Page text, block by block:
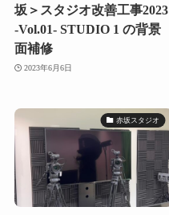
坂＞スタジオ改善工事2023
-Vol.01- STUDIO 1 の背景
面補修
2023年6月6日
赤坂スタジオ